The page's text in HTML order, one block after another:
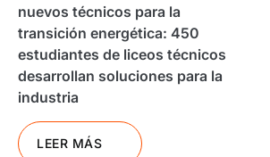
nuevos técnicos para la
transición energética: 450
estudiantes de liceos técnicos
desarrollan soluciones para la
industria
LEER MÁS